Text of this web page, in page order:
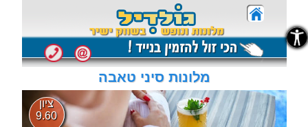
מלונות סיני טאבה
ציון
9.60
נגישות
נגישות